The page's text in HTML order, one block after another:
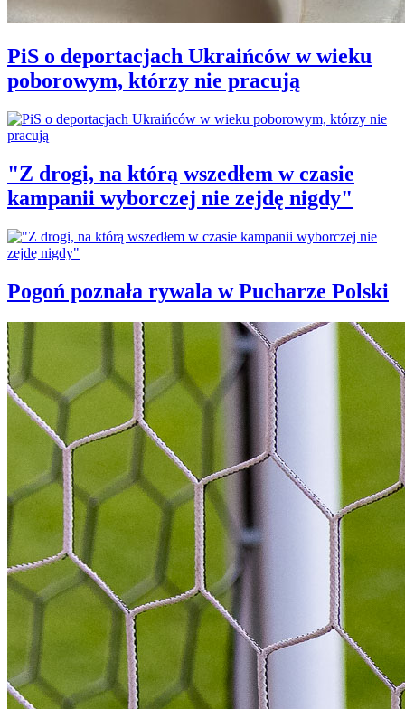
PiS o deportacjach Ukraińców w wieku
poborowym, którzy nie pracują
"Z drogi, na którą wszedłem w czasie
kampanii wyborczej nie zejdę nigdy"
Pogoń poznała rywala w Pucharze Polski